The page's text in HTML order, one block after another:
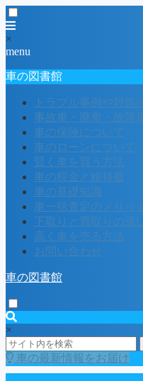
×
menu
車の図書館
トラブル事例や対処
事故車・廃車・故障
車の保険について
車のローンについて
賢く車を買う方法
車の税金と維持費
車の基礎知識
車一括査定のメリット
下取りと買取りの違
高く車を売る方法
お問い合わせ
車の図書館
×
車の最新情報をお届け